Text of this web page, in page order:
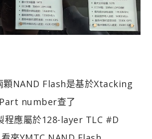
顆NAND Flash是基於Xtacking
number查了
程應屬於128-layer TLC #D